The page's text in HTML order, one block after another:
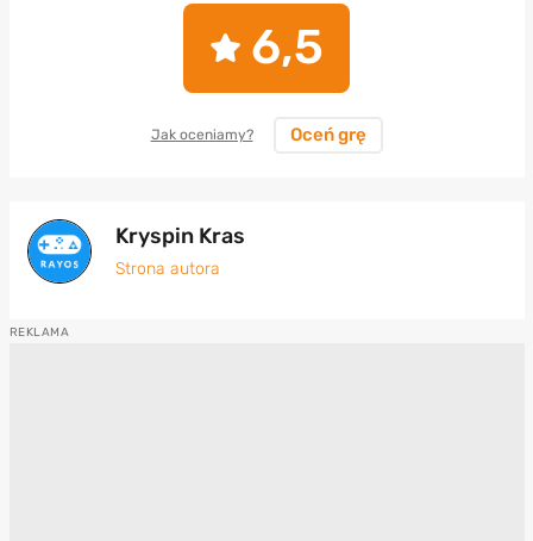
6,5
Jak oceniamy? Oceń grę
Kryspin Kras
Strona autora